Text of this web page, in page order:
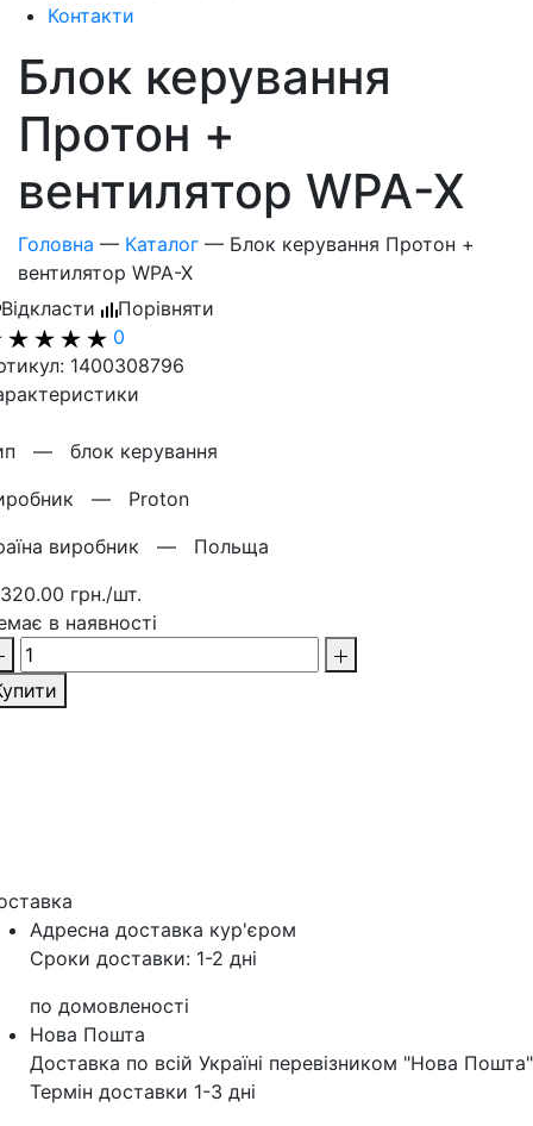
Контакти
Блок керування
Протон +
вентилятор WPA-X
Головна — Каталог — Блок керування Протон +
вентилятор WPA-X
Відкласти
Порівняти
0
1400308796
— блок керування
— Proton
виробник — Польща
грн./шт.
в наявності
Адресна доставка кур'‎єром
Сроки доставки: 1-2 дні
по домовленості
Нова Пошта
Доставка по всій Україні перевізником "Нова Пошта"
Термін доставки 1-3 дні